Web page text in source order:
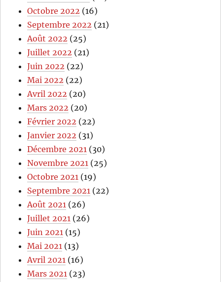
Octobre 2022 (16)
Septembre 2022 (21)
Août 2022 (25)
Juillet 2022 (21)
Juin 2022 (22)
Mai 2022 (22)
Avril 2022 (20)
Mars 2022 (20)
Février 2022 (22)
Janvier 2022 (31)
Décembre 2021 (30)
Novembre 2021 (25)
Octobre 2021 (19)
Septembre 2021 (22)
Août 2021 (26)
Juillet 2021 (26)
Juin 2021 (15)
Mai 2021 (13)
Avril 2021 (16)
Mars 2021 (23)